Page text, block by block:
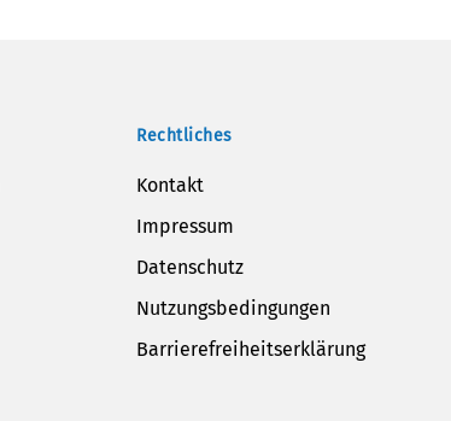
Rechtliches
Kontakt
Impressum
Datenschutz
Nutzungsbedingungen
Barrierefreiheitserklärung